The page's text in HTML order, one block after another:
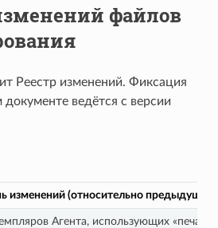
файлов
Реестр изменений. Фиксация
ведётся с версии
изменений (относительно предыдущей
Агента, использующих